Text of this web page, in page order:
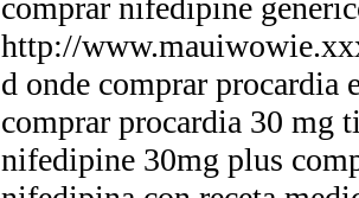
comprar nifedipine
http://
d onde comprar procardia
comprar procardia 30 mg
nifedipine 30mg plus